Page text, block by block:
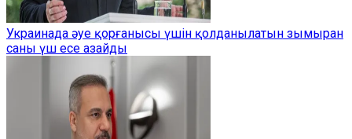
Украинада әуе қорғанысы үшін қолданылатын зымыран
саны үш есе азайды